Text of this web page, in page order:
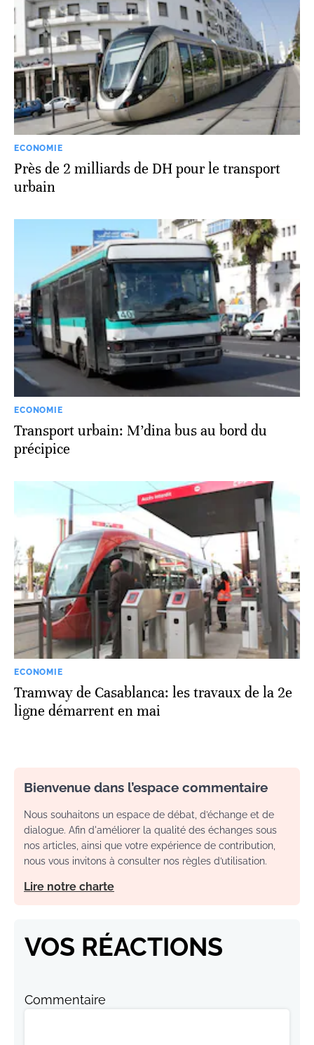
ECONOMIE
Près de 2 milliards de DH pour le transport
urbain
ECONOMIE
Transport urbain: M’dina bus au bord du
précipice
ECONOMIE
Tramway de Casablanca: les travaux de la 2e
ligne démarrent en mai
Bienvenue dans l’espace commentaire
Nous souhaitons un espace de débat, d’échange et de
dialogue. Afin d'améliorer la qualité des échanges sous
nos articles, ainsi que votre expérience de contribution,
nous vous invitons à consulter nos règles d’utilisation.
Lire notre charte
VOS RÉACTIONS
Commentaire